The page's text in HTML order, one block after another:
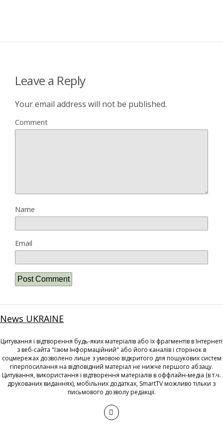
Leave a Reply
Your email address will not be published.
Comment
Name
Email
News UKRAINE
Цитування і відтворення будь-яких матеріалів або їх фрагментів в Інтернеті
з веб-сайта "Ізюм Інформаційний" або його каналів і сторінок в
соцмережах дозволено лише з умовою відкритого для пошукових систем
гіперпосилання на відповідний матеріал не нижче першого абзацу.
Цитування, використання і відтворення матеріалів в оффлайн-медіа (в т.ч.
друкованих виданнях), мобільних додатках, SmartTV можливо тільки з
письмового дозволу редакції.